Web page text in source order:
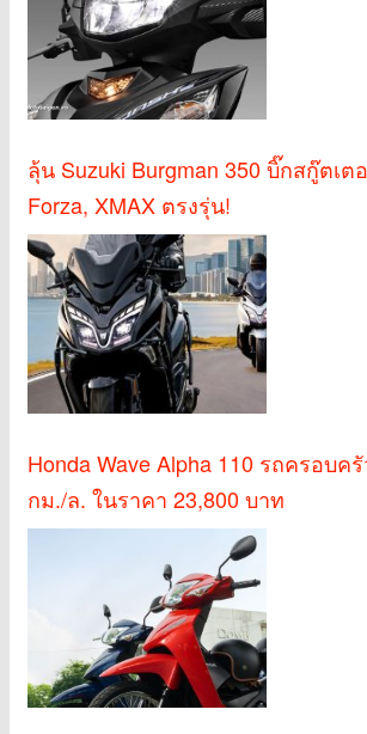
ลุ้น Suzuki Burgman 350 บิ๊กสกู๊ตเ
Forza, XMAX ตรงรุ่น!
Honda Wave Alpha 110 รถครอบค
กม./ล. ในราคา 23,800 บาท